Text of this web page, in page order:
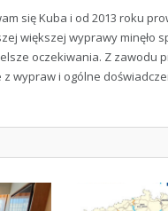
się Kuba i od 2013 roku
większej wyprawy minęło
oczekiwania. Z zawodu
z wypraw i ogólne